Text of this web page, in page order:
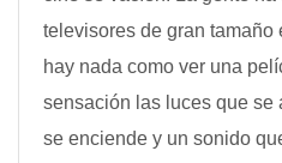
televisores de gran tamaño
hay nada como ver una
sensación las luces que se
se enciende y un sonido